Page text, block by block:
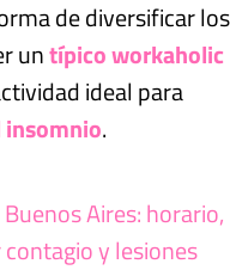
de diversificar los
untípico workaholic
ideal para
insomnio.
Aires: horario,
y lesiones